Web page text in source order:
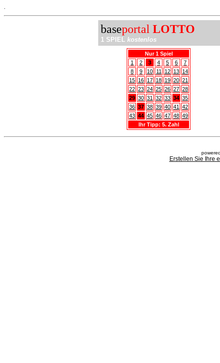
baseportal LOTTO
1 SPIEL kostenlos
Nur 1 Spiel
1
2 3 4 5 6
7
8
9 10 11 12 13 14
15 16 17 18 19 20 21
22 23 24 25 26 27 28
29 30 31 32 33 34 35
36 37 38 39 40 41
42
43 44 45 46 47 48 49
Ihr Tipp: 5. Zahl
Erstellen Sie Ihre